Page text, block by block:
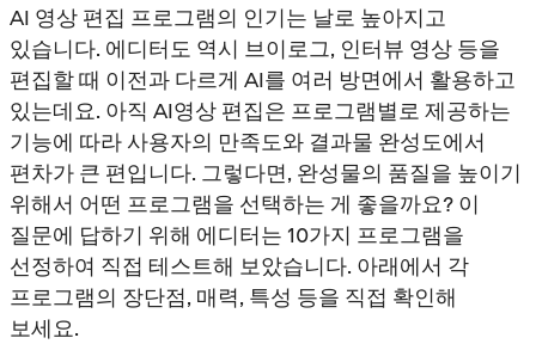
AI 영상 편집 프로그램의 인기는 날로 높아지고
있습니다. 에디터도 역시 브이로그, 인터뷰 영상 등을
편집할 때 이전과 다르게 AI를 여러 방면에서 활용하고
있는데요. 아직 AI영상 편집은 프로그램별로 제공하는
기능에 따라 사용자의 만족도와 결과물 완성도에서
편차가 큰 편입니다. 그렇다면, 완성물의 품질을 높이기
위해서 어떤 프로그램을 선택하는 게 좋을까요? 이
질문에 답하기 위해 에디터는 10가지 프로그램을
선정하여 직접 테스트해 보았습니다. 아래에서 각
프로그램의 장단점, 매력, 특성 등을 직접 확인해
보세요.